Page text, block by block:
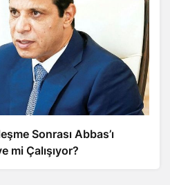
Sonrası Abbas’ı
mi Çalışıyor?